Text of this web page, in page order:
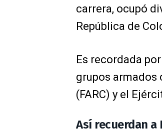
carrera, ocupó
República de
Es recordada
grupos armados
(FARC) y el
Así recuerdan a